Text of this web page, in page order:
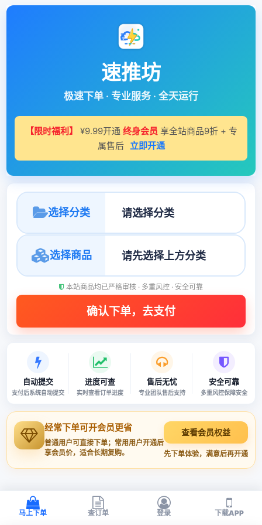
速推坊
极速下单 · 专业服务 · 全天运行
【限时福利】 ¥9.99开通 终身会员 享全站商品9折 + 专
属售后 立即开通
选择分类
选择商品
本站商品均已严格审核 · 多重风控 · 安全可靠
自动提交
支付后系统自动提交
进度可查
实时查看订单进度
售后无忧
专业团队售后支持
安全可靠
多重风控保障安全
经常下单可开会员更省
普通用户可直接下单；常用用户开通后
享会员价，适合长期复购。
查看会员权益
先下单体验，满意后再开通
马上下单 查订单 登录 下载APP